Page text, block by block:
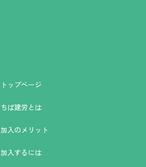
トップページ
ちば建労とは
加入のメリット
加入するには